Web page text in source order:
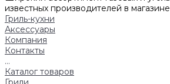
известных производителей в
Гриль-кухни
Аксессуары
Компания
Контакты
...
Каталог товаров